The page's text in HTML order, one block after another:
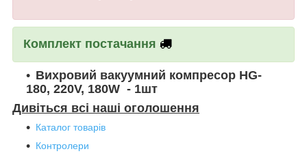
Комплект постачання
Вихровий вакуумний компресор HG-
180, 220V, 180W - 1шт
Дивіться всі наші оголошення
Каталог товарів
Контролери